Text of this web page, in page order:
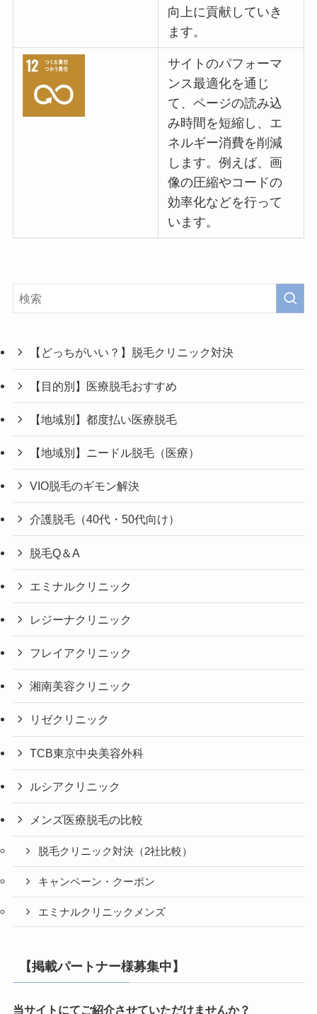
向上に貢献していき
ます。
サイトのパフォーマ
ンス最適化を通じ
て、ページの読み込
み時間を短縮し、エ
ネルギー消費を削減
します。例えば、画
像の圧縮やコードの
効率化などを行って
います。
【どっちがいい？】脱毛クリニック対決
【目的別】医療脱毛おすすめ
【地域別】都度払い医療脱毛
【地域別】ニードル脱毛（医療）
VIO脱毛のギモン解決
介護脱毛（40代・50代向け）
脱毛Q＆A
エミナルクリニック
レジーナクリニック
フレイアクリニック
湘南美容クリニック
リゼクリニック
TCB東京中央美容外科
ルシアクリニック
メンズ医療脱毛の比較
脱毛クリニック対決（2社比較）
キャンペーン・クーポン
エミナルクリニックメンズ
【掲載パートナー様募集中】
当サイトにてご紹介させていただけませんか？